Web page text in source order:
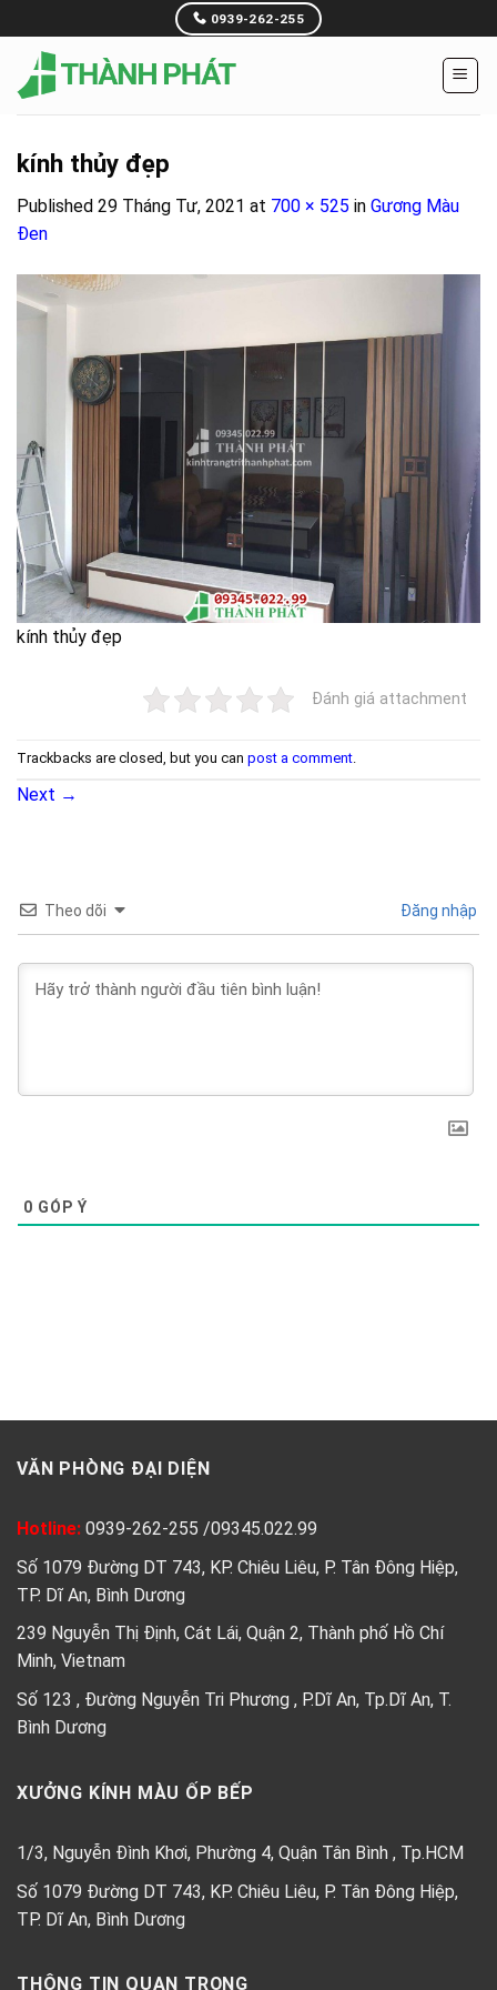
to
content
0939-262-255
kính thủy đẹp
Published 29 Tháng Tư, 2021 at 700 × 525 in Gương Màu
Đen
kính thủy đẹp
Đánh giá attachment
Trackbacks are closed, but you can post a comment.
Next →
Theo dõi Đăng nhập
0 GÓP Ý
VĂN PHÒNG ĐẠI DIỆN
Hotline: 0939-262-255 /09345.022.99
Số 1079 Đường DT 743, KP. Chiêu Liêu, P. Tân Đông Hiệp,
TP. Dĩ An, Bình Dương
239 Nguyễn Thị Định, Cát Lái, Quận 2, Thành phố Hồ Chí
Minh, Vietnam
Số 123 , Đường Nguyễn Tri Phương , P.Dĩ An, Tp.Dĩ An, T.
Bình Dương
XƯỞNG KÍNH MÀU ỐP BẾP
1/3, Nguyễn Đình Khơi, Phường 4, Quận Tân Bình , Tp.HCM
Số 1079 Đường DT 743, KP. Chiêu Liêu, P. Tân Đông Hiệp,
TP. Dĩ An, Bình Dương
THÔNG TIN QUAN TRỌNG